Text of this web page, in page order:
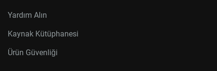
Yardım Alın
Kaynak Kütüphanesi
Ürün Güvenliği